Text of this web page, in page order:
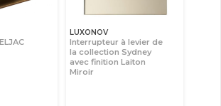
LUXONOV
Interrupteur à levier de
la collection Sydney
avec finition Laiton
Miroir